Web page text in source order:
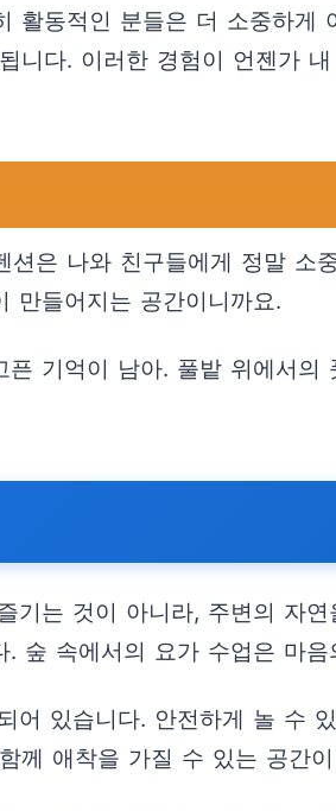
동적인 분들은 더 소중하게
니다. 이러한 경험이 언젠가
은 나와 친구들에게 정말 소
만들어지는 공간이니까요.
기억이 남아. 풀밭 위에서
는 것이 아니라, 주변의 자
숲 속에서의 요가 수업은 마
있습니다. 안전하게 놀 수
께 애착을 가질 수 있는 공간